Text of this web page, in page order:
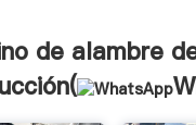
de alambre